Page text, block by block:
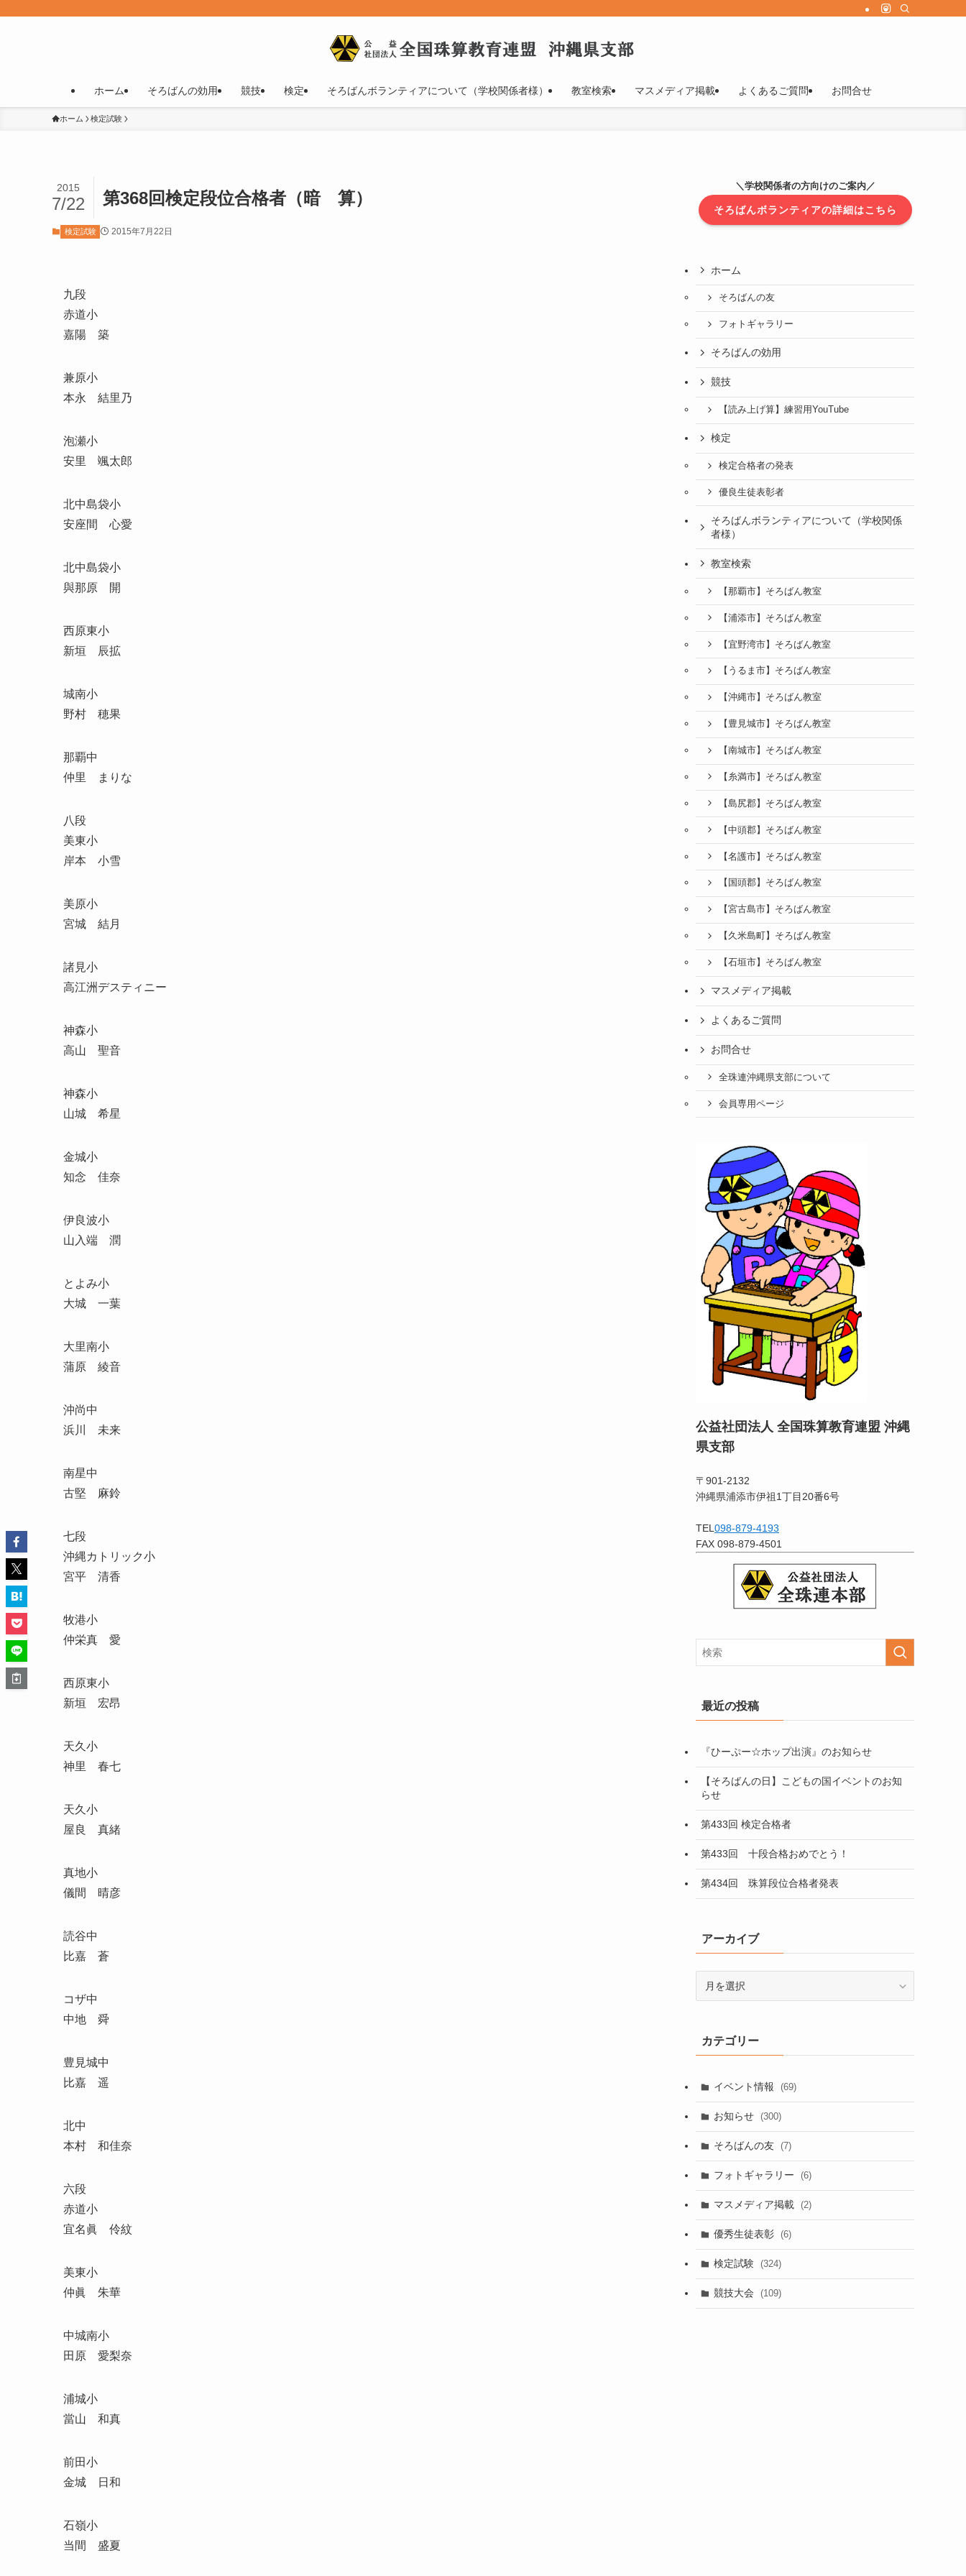
ホーム そろばんの効用 競技 検定 そろばんボランティアについて（学校関係者様） 教室検索 マスメディア掲載 よくあるご質問 お問合せ
ホーム 検定試験
第368回検定段位合格者（暗 算）
2015
7/22
検定試験 2015年7月22日
九段
赤道小
嘉陽 築
兼原小
本永 結里乃
泡瀬小
安里 颯太郎
北中島袋小
安座間 心愛
北中島袋小
與那原 開
西原東小
新垣 辰拡
城南小
野村 穂果
那覇中
仲里 まりな
八段
美東小
岸本 小雪
美原小
宮城 結月
諸見小
高江洲デスティニー
神森小
高山 聖音
神森小
山城 希星
金城小
知念 佳奈
伊良波小
山入端 潤
とよみ小
大城 一葉
大里南小
蒲原 綾音
沖尚中
浜川 未来
南星中
古堅 麻鈴
七段
沖縄カトリック小
宮平 清香
牧港小
仲栄真 愛
西原東小
新垣 宏昂
天久小
神里 春七
天久小
屋良 真緒
真地小
儀間 晴彦
読谷中
比嘉 蒼
コザ中
中地 舜
豊見城中
比嘉 遥
北中
本村 和佳奈
六段
赤道小
宜名眞 伶紋
美東小
仲眞 朱華
中城南小
田原 愛梨奈
浦城小
當山 和真
前田小
金城 日和
石嶺小
当間 盛夏
＼学校関係者の方向けのご案内／
そろばんボランティアの詳細はこちら
ホーム
そろばんの友
フォトギャラリー
そろばんの効用
競技
【読み上げ算】練習用YouTube
検定
検定合格者の発表
優良生徒表彰者
そろばんボランティアについて（学校関係
者様）
教室検索
【那覇市】そろばん教室
【浦添市】そろばん教室
【宜野湾市】そろばん教室
【うるま市】そろばん教室
【沖縄市】そろばん教室
【豊見城市】そろばん教室
【南城市】そろばん教室
【糸満市】そろばん教室
【島尻郡】そろばん教室
【中頭郡】そろばん教室
【名護市】そろばん教室
【国頭郡】そろばん教室
【宮古島市】そろばん教室
【久米島町】そろばん教室
【石垣市】そろばん教室
マスメディア掲載
よくあるご質問
お問合せ
全珠連沖縄県支部について
会員専用ページ
公益社団法人 全国珠算教育連盟 沖縄
県支部
〒901-2132
沖縄県浦添市伊祖1丁目20番6号
TEL 098-879-4193
FAX 098-879-4501
最近の投稿
『ひーぷー☆ホップ出演』のお知らせ
【そろばんの日】こどもの国イベントのお知
らせ
第433回 検定合格者
第433回 十段合格おめでとう！
第434回 珠算段位合格者発表
アーカイブ
ブカテゴリー
イベント情報 (69)
お知らせ (300)
そろばんの友 (7)
フォトギャラリー (6)
マスメディア掲載 (2)
優秀生徒表彰 (6)
検定試験 (324)
競技大会 (109)